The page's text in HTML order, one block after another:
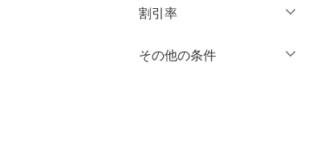
オールインワン・オーバ
ーオール
シューズ・靴
クリア 絞り込み
割引率
％OFF～ ％OFF
その他の条件